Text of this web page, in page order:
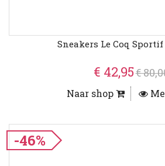
Sneakers Le Coq Sportif
€ 42,95€
Naar shop
-46%